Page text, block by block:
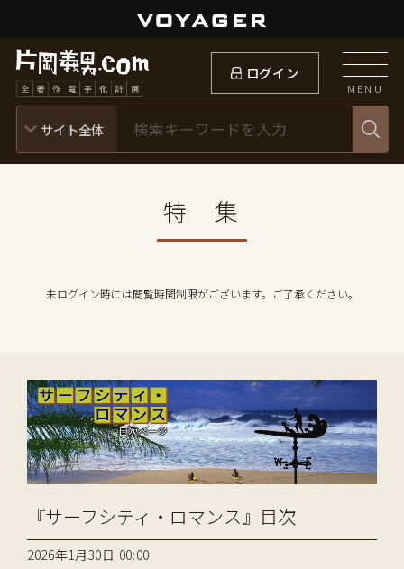
ログイン
MENU
特 集
未ログイン時には閲覧時間制限がございます。ご了承ください。
『サーフシティ・ロマンス』目次
2026年1月30日 00:00